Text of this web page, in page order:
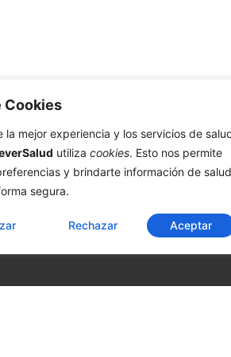
Cookies
la mejor experiencia y los servicios de
utiliza cookies. Esto nos permite
y brindarte información de salud
segura.
Rechazar Aceptar